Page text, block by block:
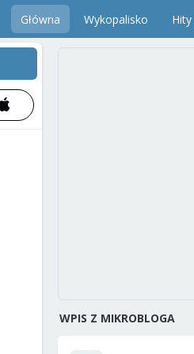
Główna Wykopalisko Hity
WPIS Z MIKROBLOGA